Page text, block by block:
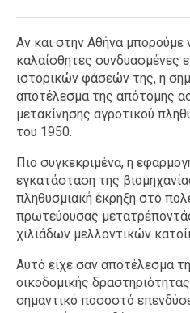
Αν και στην Αθήνα μπορούμε
καλαίσθητες συνδυασμένες
ιστορικών φάσεών της, η
αποτέλεσμα της απότομης
μετακίνησης αγροτικού
του 1950.
Πιο συγκεκριμένα, η
εγκατάσταση της
πληθυσμιακή έκρηξη στο
πρωτεύουσας
χιλιάδων μελλοντικών
Αυτό είχε σαν αποτέλεσμα
οικοδομικής
σημαντικό ποσοστό